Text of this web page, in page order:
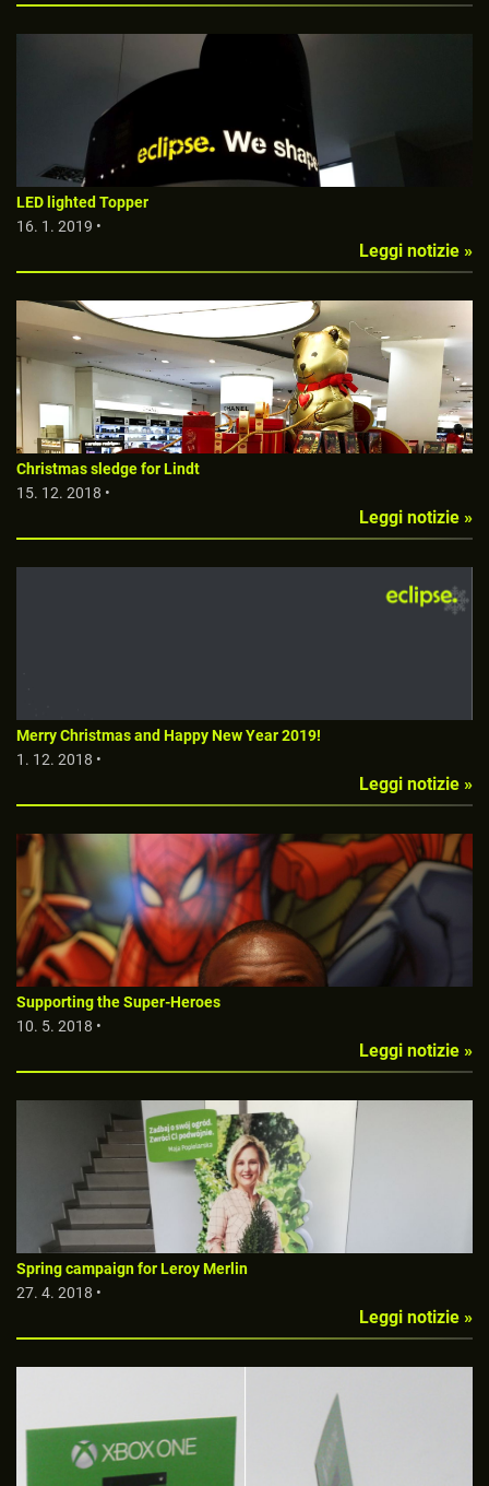
LED lighted Topper
16. 1. 2019 •
Leggi notizie »
Christmas sledge for Lindt
15. 12. 2018 •
Leggi notizie »
Merry Christmas and Happy New Year 2019!
1. 12. 2018 •
Leggi notizie »
Supporting the Super-Heroes
10. 5. 2018 •
Leggi notizie »
Spring campaign for Leroy Merlin
27. 4. 2018 •
Leggi notizie »